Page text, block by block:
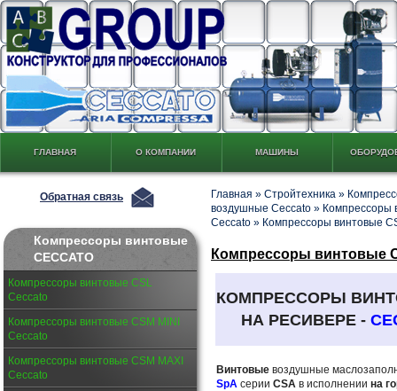
ГЛАВНАЯ О КОМПАНИИ МАШИНЫ
Обратная связь
Компрессоры винтовые
CECCATO
Компрессоры винтовые CSL
Ceccato
Компрессоры винтовые CSM MINI
Ceccato
Компрессоры винтовые CSM MAXI
Ceccato
Главная » Стройтехника »
воздушные Ceccato » Компрессоры
Ceccato » Компрессоры винтовые
Компрессоры винтовые
КОМПРЕССОРЫ
НА РЕСИВЕРЕ -
Винтовые воздушные
SpA серии CSA в исполнении на